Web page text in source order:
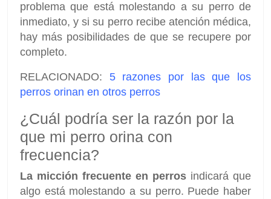
problema que está molestando a su perro de
inmediato, y si su perro recibe atención médica,
hay más posibilidades de que se recupere por
completo.
RELACIONADO: 5 razones por las que los
perros orinan en otros perros
¿Cuál podría ser la razón por la
que mi perro orina con
frecuencia?
La micción frecuente en perros indicará que
algo está molestando a su perro. Puede haber